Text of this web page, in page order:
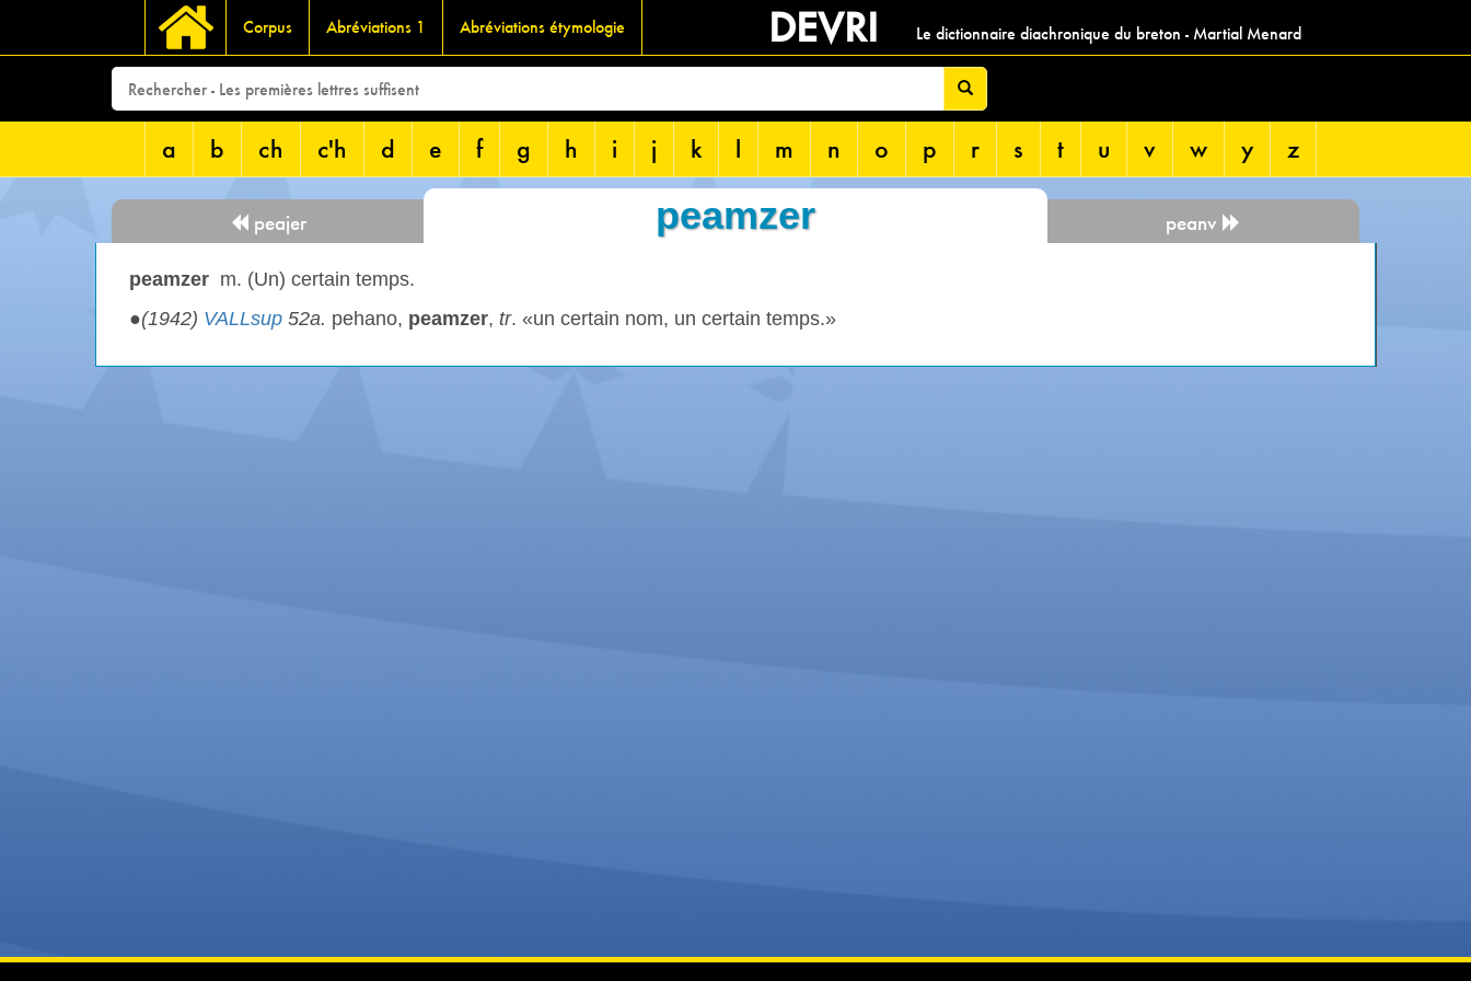
Corpus Abréviations 1 Abréviations étymologie DEVRI Le dictionnaire diachronique du breton - Martial Menard
a b ch c'h d e f g h i j k l m n o p r s t u v w y z
peajer peamzer peanv
peamzer m. (Un) certain temps.
●(1942) VALLsup 52a. pehano, peamzer, tr. «un certain nom, un certain temps.»